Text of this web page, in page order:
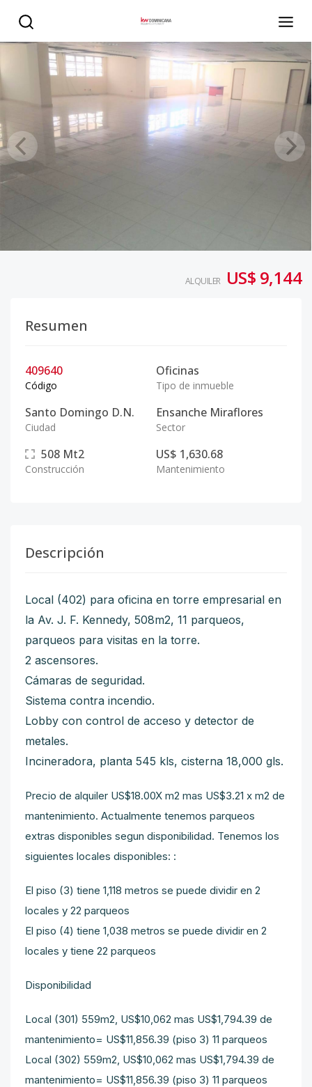
ALQUILER US$ 9,144
Resumen
409640
Código
Oficinas
Tipo de inmueble
Santo Domingo D.N.
Ciudad
Ensanche Miraflores
Sector
508 Mt2
Construcción
US$ 1,630.68
Mantenimiento
Descripción
Local (402) para oficina en torre empresarial en
la Av. J. F. Kennedy, 508m2, 11 parqueos,
parqueos para visitas en la torre.
2 ascensores.
Cámaras de seguridad.
Sistema contra incendio.
Lobby con control de acceso y detector de
metales.
Incineradora, planta 545 kls, cisterna 18,000 gls.
Precio de alquiler US$18.00X m2 mas US$3.21 x m2 de
mantenimiento. Actualmente tenemos parqueos
extras disponibles segun disponibilidad. Tenemos los
siguientes locales disponibles: :
El piso (3) tiene 1,118 metros se puede dividir en 2
locales y 22 parqueos
El piso (4) tiene 1,038 metros se puede dividir en 2
locales y tiene 22 parqueos
Disponibilidad
Local (301) 559m2, US$10,062 mas US$1,794.39 de
mantenimiento= US$11,856.39 (piso 3) 11 parqueos
Local (302) 559m2, US$10,062 mas US$1,794.39 de
mantenimiento= US$11,856.39 (piso 3) 11 parqueos